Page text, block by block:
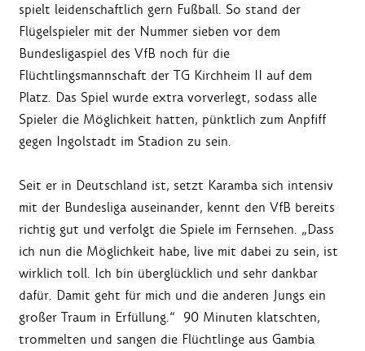
spielt leidenschaftlich gern Fußball. So stand der
Flügelspieler mit der Nummer sieben vor dem
Bundesligaspiel des VfB noch für die
Flüchtlingsmannschaft der TG Kirchheim II auf dem
Platz. Das Spiel wurde extra vorverlegt, sodass alle
Spieler die Möglichkeit hatten, pünktlich zum Anpfiff
gegen Ingolstadt im Stadion zu sein.
Seit er in Deutschland ist, setzt Karamba sich intensiv
mit der Bundesliga auseinander, kennt den VfB bereits
richtig gut und verfolgt die Spiele im Fernsehen. „Dass
ich nun die Möglichkeit habe, live mit dabei zu sein, ist
wirklich toll. Ich bin überglücklich und sehr dankbar
dafür. Damit geht für mich und die anderen Jungs ein
großer Traum in Erfüllung.“ 90 Minuten klatschten,
trommelten und sangen die Flüchtlinge aus Gambia